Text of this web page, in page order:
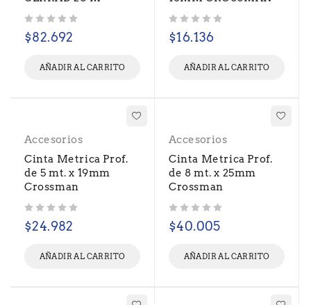
$82.692
AÑADIR AL CARRITO
$16.136
AÑADIR AL CARRITO
Accesorios
Cinta Metrica Prof.
de 5 mt. x 19mm
Crossman
$24.982
AÑADIR AL CARRITO
Accesorios
Cinta Metrica Prof.
de 8 mt. x 25mm
Crossman
$40.005
AÑADIR AL CARRITO